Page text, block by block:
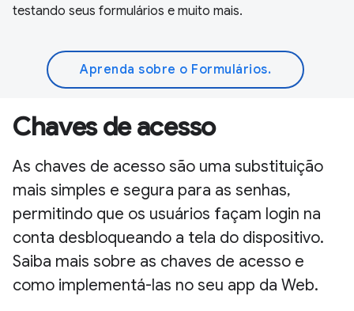
testando seus formulários e muito mais.
Aprenda sobre o Formulários.
Chaves de acesso
As chaves de acesso são uma substituição
mais simples e segura para as senhas,
permitindo que os usuários façam login na
conta desbloqueando a tela do dispositivo.
Saiba mais sobre as chaves de acesso e
como implementá-las no seu app da Web.